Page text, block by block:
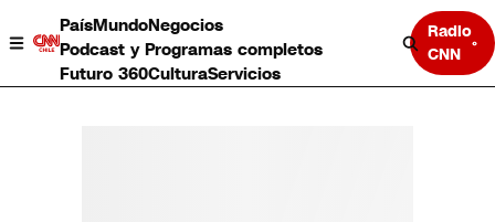
PaísMundoNegocios
Podcast y Programas completos
Futuro 360CulturaServicios
Radio
CNN